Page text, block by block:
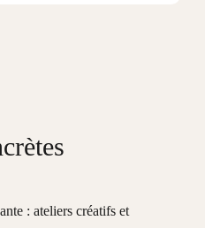
: ateliers créatifs et